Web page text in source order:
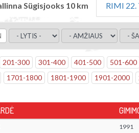
Sügisjooks 10 km RIMI 22.
201 -300 301 -400 401 -500 501 -600
1701 -1800 1801 -1900 1901 -2000
1991